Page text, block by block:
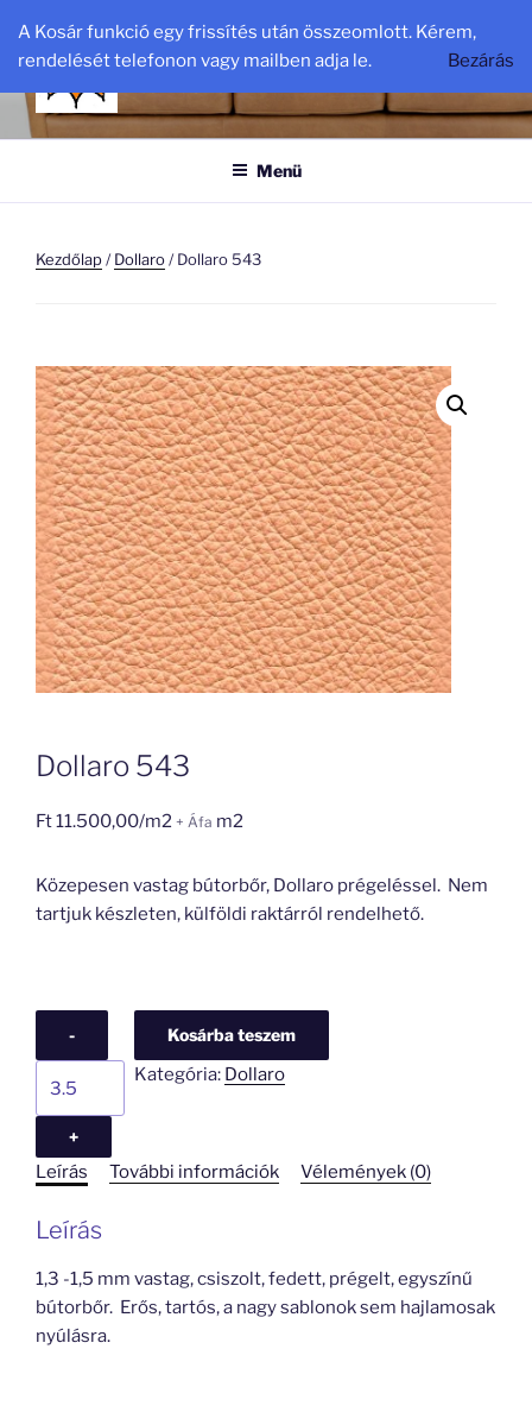
A Kosár funkció egy frissítés után összeomlott. Kérem,
rendelését telefonon vagy mailben adja le.
Bezárás
BŐR-DISZKONT
Menü
Kezdőlap/Dollaro/ Dollaro 543
Dollaro 543
Ft11.500,00/m2 + Áfa m2
Közepesen vastag bútorbőr, Dollaro prégeléssel. Nem
tartjuk készleten, külföldi raktárról rendelhető.
-
543
mennyiség
+
Kosárba teszem
Kategória: Dollaro
Leírás További információk Vélemények (0)
Leírás
1,3 -1,5 mm vastag, csiszolt, fedett, prégelt, egyszínű
bútorbőr. Erős, tartós, a nagy sablonok sem hajlamosak
nyúlásra.